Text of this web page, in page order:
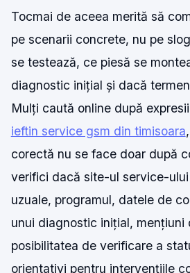
Tocmai de aceea merită să
pe scenarii concrete, nu pe
se testează, ce piesă se
diagnostic inițial și dacă
Mulți caută online după
ieftin service gsm din timisoara
corectă nu se face doar după
verifici dacă site-ul service-
uzuale, programul, datele de
unui diagnostic inițial, mențiuni
posibilitatea de verificare a
orientativi pentru intervențiile